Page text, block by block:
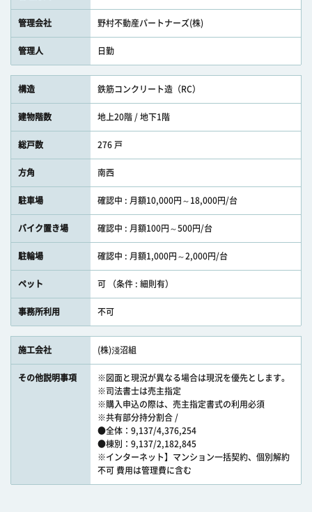
管理会社 野村不動産パートナーズ(株)
管理人 日勤
構造 鉄筋コンクリート造（RC）
建物階数 地上20階 / 地下1階
総戸数 276 戸
方角 南西
駐車場 確認中 : 月額10,000円～18,000円/台
バイク置き場 確認中 : 月額100円～500円/台
駐輪場 確認中 : 月額1,000円～2,000円/台
ペット 可 （条件 : 細則有）
事務所利用 不可
施工会社 (株)淺沼組
その他説明事項
※図面と現況が異なる場合は現況を優先とします。
※司法書士は売主指定
※購入申込の際は、売主指定書式の利用必須
※共有部分持分割合 /
●全体：9,137/4,376,254
●棟別：9,137/2,182,845
※インターネット】マンション一括契約、個別解約
不可 費用は管理費に含む